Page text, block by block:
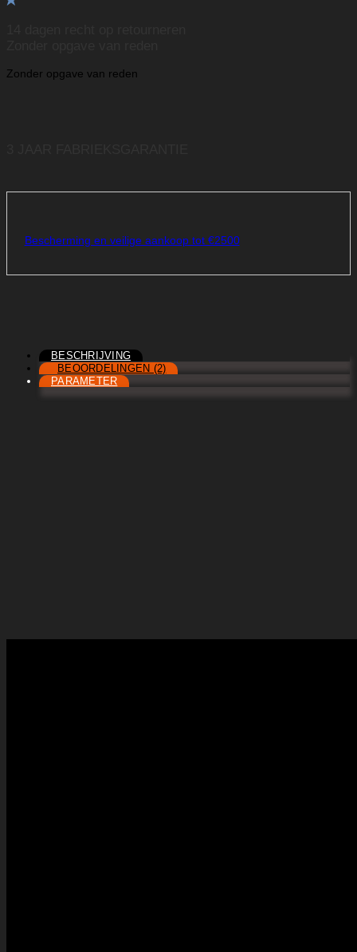
Zonder opgave van reden
Bescherming en veilige aankoop tot €2500
BESCHRIJVING
BEOORDELINGEN (2)
PARAMETER